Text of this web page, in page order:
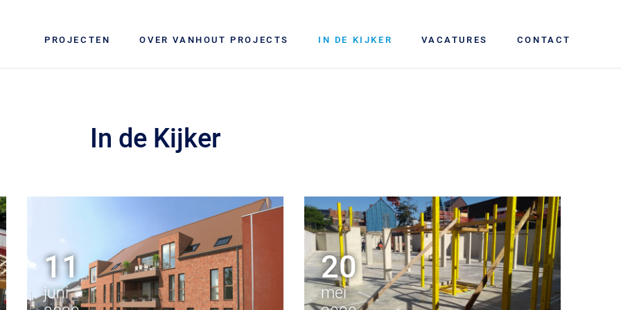
PROJECTEN OVER VANHOUT PROJECTS IN DE KIJKER VACATURES CONTACT
In de Kijker
11
juni
20
mei